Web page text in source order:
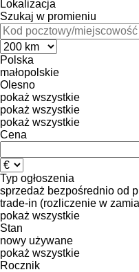
Lokalizacja
Szukaj w promieniu
Polska
małopolskie
Olesno
pokaż wszystkie
pokaż wszystkie
pokaż wszystkie
Cena
Typ ogłoszenia
sprzedaż bezpośrednio od
trade-in (rozliczenie w
pokaż wszystkie
Stan
nowy używane
pokaż wszystkie
Rocznik